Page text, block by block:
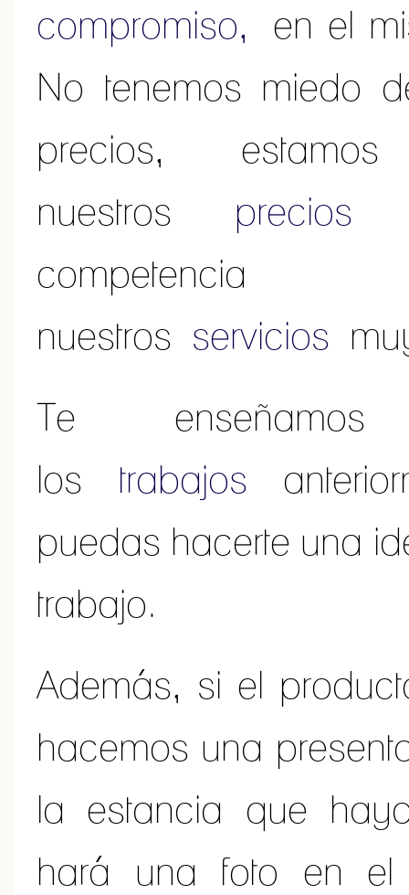
compromiso, en el
No tenemos miedo
precios,
nuestros precios
nuestros servicios
Te
los trabajos
puedas hacerte una
trabajo.
Además, si el
hacemos una
la estancia que
hará una foto en